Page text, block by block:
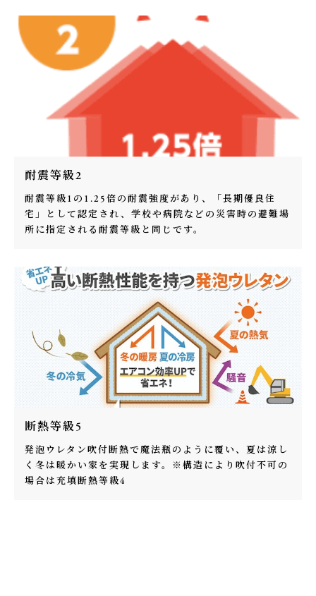
耐震等級2
耐震等級1の1.25倍の耐震強度があり、「長期優良住
宅」として認定され、学校や病院などの災害時の避難場
所に指定される耐震等級と同じです。
断熱等級5
発泡ウレタン吹付断熱で魔法瓶のように覆い、夏は涼し
く冬は暖かい家を実現します。※構造により吹付不可の
場合は充填断熱等級4